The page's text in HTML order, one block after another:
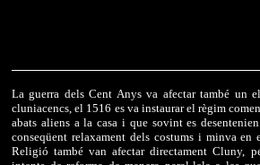
La guerra dels Cent Anys va afectar també un
cluniacencs, el 1516 es va instaurar el règim
abats aliens a la casa i que sovint es
conseqüent relaxament dels costums i minva en
Religió també van afectar directament Cluny,